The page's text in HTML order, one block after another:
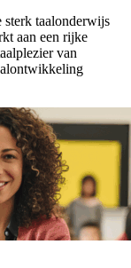
sterk taalonderwijs
aan een rijke
van